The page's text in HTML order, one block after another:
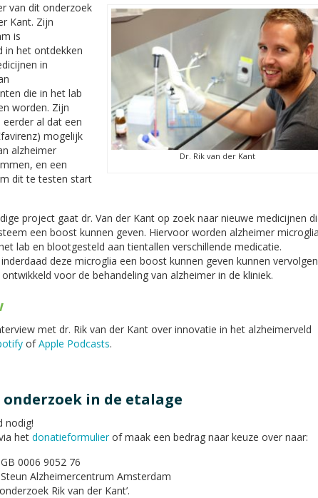
Dr. Rik van der Kant
van dit onderzoek
Kant. Zijn
is
in het ontdekken
in
die in het lab
worden. Zijn
al dat een
mogelijk
alzheimer
en een
dit te testen start
project gaat dr. Van der Kant op zoek naar nieuwe medicijnen
een boost kunnen geven. Hiervoor worden alzheimer microglia
lab en blootgesteld aan tientallen verschillende medicatie.
deze microglia een boost kunnen geven kunnen
voor de behandeling van alzheimer in de kliniek.
met dr. Rik van der Kant over innovatie in het alzheimerveld
ofApple Podcasts.
in de etalage
nodig!
het donatieformulierof maak een bedrag naar keuze over naar:
0006 9052 76
Alzheimercentrum Amsterdam
Rik van der Kant’.